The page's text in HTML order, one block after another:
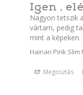
Igen ,
Nagyon tetszik
vártam, pedig
mint a
Hainan Pink Slim
Megosztás